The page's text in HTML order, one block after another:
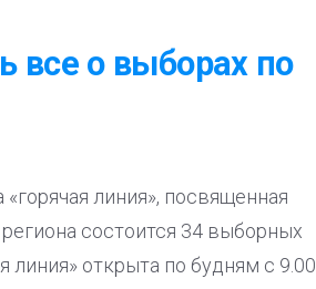
все о выборах по
линия», посвященная
состоится 34 выборных
линия» открыта по будням с 9.00